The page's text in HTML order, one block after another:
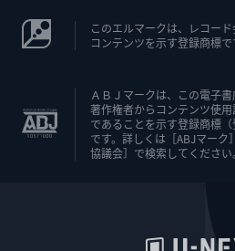
このエルマークは、レコー
コンテンツを示す登録商標
ＡＢＪマークは、この電子
著作権者からコンテンツ使
であることを示す登録商標（
です。詳しくは［ABJマー
協議会］で検索してください。